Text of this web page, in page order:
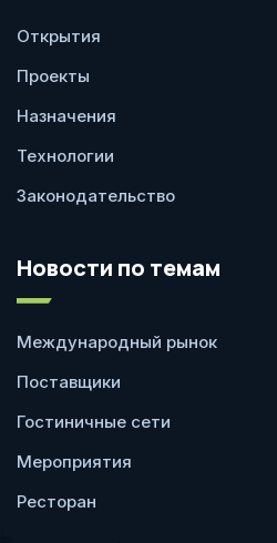
Открытия
Проекты
Назначения
Технологии
Законодательство
Новости по темам
Международный рынок
Поставщики
Гостиничные сети
Мероприятия
Ресторан